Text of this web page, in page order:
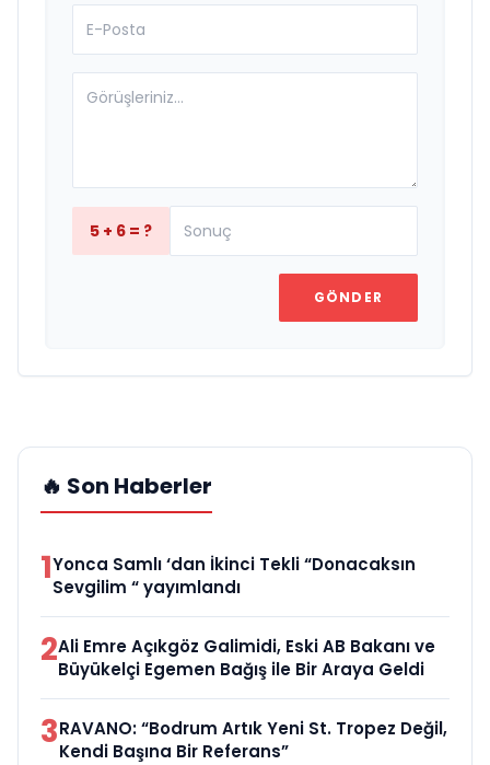
5 + 6 = ?
GÖNDER
🔥 Son Haberler
1Yonca Samlı ‘dan İkinci Tekli “Donacaksın
Sevgilim “ yayımlandı
2Ali Emre Açıkgöz Galimidi, Eski AB Bakanı ve
Büyükelçi Egemen Bağış ile Bir Araya Geldi
3RAVANO: “Bodrum Artık Yeni St. Tropez Değil,
Kendi Başına Bir Referans”